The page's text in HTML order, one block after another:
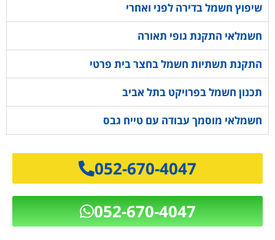
שיפוץ חשמל בדירה לפני ואחרי
חשמלאי התקנת גופי תאורה
התקנת תשתיות חשמל בחצר בית פרטי
תכנון חשמל בפרויקט בתל אביב
חשמלאי מוסמך עבודה עם טייח גבס
052-670-4047
052-670-4047